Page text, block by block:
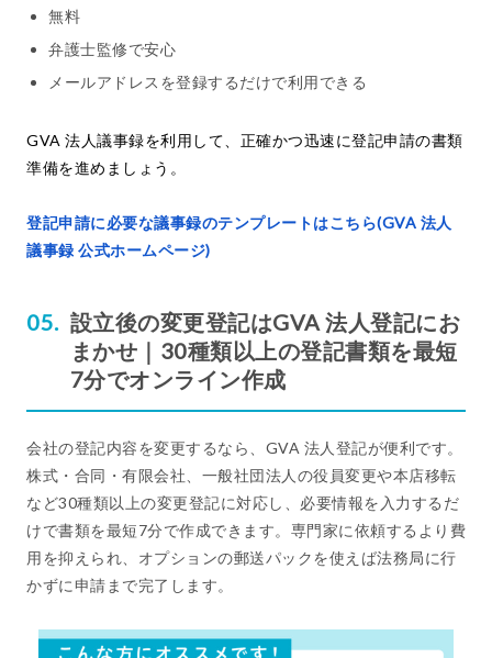
無料
弁護士監修で安心
メールアドレスを登録するだけで利用できる
GVA 法人議事録を利用して、正確かつ迅速に登記申請の書類
準備を進めましょう。
登記申請に必要な議事録のテンプレートはこちら(GVA 法人
議事録 公式ホームページ)
設立後の変更登記はGVA 法人登記にお
まかせ｜30種類以上の登記書類を最短
7分でオンライン作成
会社の登記内容を変更するなら、GVA 法人登記が便利です。
株式・合同・有限会社、一般社団法人の役員変更や本店移転
など30種類以上の変更登記に対応し、必要情報を入力するだ
けで書類を最短7分で作成できます。専門家に依頼するより費
用を抑えられ、オプションの郵送パックを使えば法務局に行
かずに申請まで完了します。